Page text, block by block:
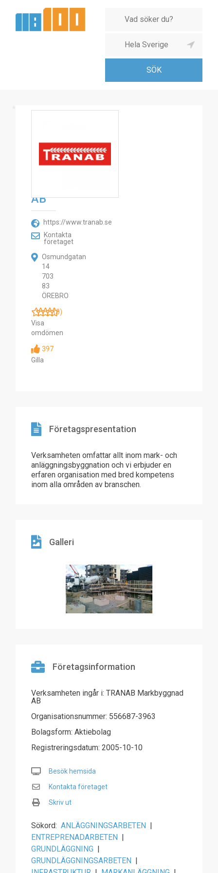
AB
https://www.tranab.se
Kontakta
företaget
Osmundgatan
14
703
83
ÖREBRO
(0)
Visa
omdömen
397
Gilla
Företagspresentation
Verksamheten omfattar allt inom mark- och
anläggningsbyggnation och vi erbjuder en
erfaren organisation med bred kompetens
inom alla områden av branschen.
Galleri
Företagsinformation
Verksamheten ingår i: TRANAB Markbyggnad
AB
Organisationsnummer: 556687-3963
Bolagsform: Aktiebolag
Registreringsdatum: 2005-10-10
Besök hemsida
Kontakta företaget
Skriv ut
Sökord: ANLÄGGNINGSARBETEN |
ENTREPRENADARBETEN |
GRUNDLÄGGNING |
GRUNDLÄGGNINGSARBETEN |